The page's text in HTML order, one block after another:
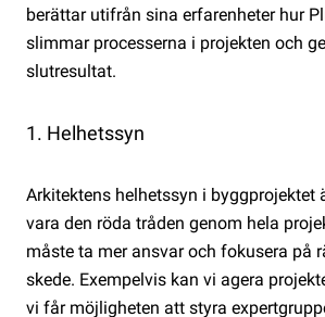
berättar utifrån sina erfarenheter hur
slimmar processerna i projekten och
slutresultat.
1. Helhetssyn
Arkitektens helhetssyn i byggprojektet
vara den röda tråden genom hela
måste ta mer ansvar och fokusera på
skede. Exempelvis kan vi agera
vi får möjligheten att styra